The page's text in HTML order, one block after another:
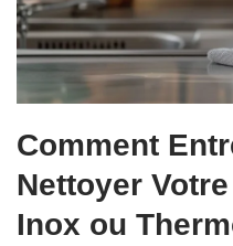
Comment
Nettoyer
Inox ou